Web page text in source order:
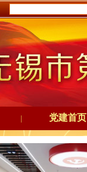
| 党建首页